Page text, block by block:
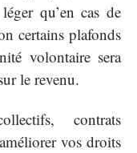
qu’en cas de
certains plafonds
volontaire sera
le revenu.
contrats
vos droits